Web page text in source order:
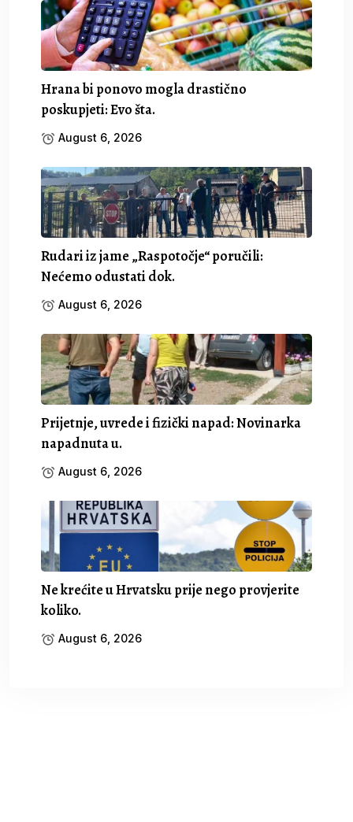
Hrana bi ponovo mogla drastično
poskupjeti: Evo šta.
August 6, 2026
Rudari iz jame „Raspotočje“ poručili:
Nećemo odustati dok.
August 6, 2026
Prijetnje, uvrede i fizički napad: Novinarka
napadnuta u.
August 6, 2026
Ne krećite u Hrvatsku prije nego provjerite
koliko.
August 6, 2026